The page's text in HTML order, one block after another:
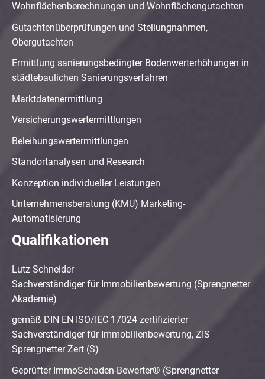
Wohnflächenberechnungen und Wohnflächengutachten
Gutachtenüberprüfungen und Stellungnahmen,
Obergutachten
Ermittlung sanierungsbedingter Bodenwerterhöhungen in
städtebaulichen Sanierungsverfahren
Marktdatenermittlung
Versicherungswertermittlungen
Beleihungswertermittlungen
Standortanalysen und Research
Konzeption individueller Leistungen
Unternehmensberatung (KMU) Marketing-
Automatisierung
Qualifikationen
Lutz Schneider
Sachverständiger für Immobilienbewertung (Sprengnetter
Akademie)
gemäß DIN EN ISO/IEC 17024 zertifizierter
Sachverständiger für Immobilienbewertung, ZIS
Sprengnetter Zert (S)
Geprüfter ImmoSchaden-Bewerter® (Sprengnetter